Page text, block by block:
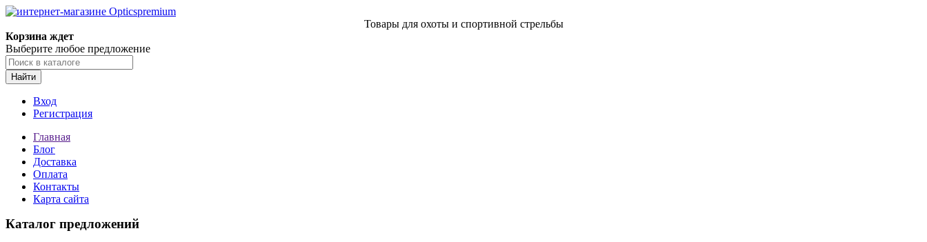
Товары для охоты и спортивной стрельбы
Корзина ждет
Выберите любое предложение
Найти
Вход
Регистрация
Главная
Блог
Доставка
Оплата
Контакты
Карта сайта
Каталог предложений